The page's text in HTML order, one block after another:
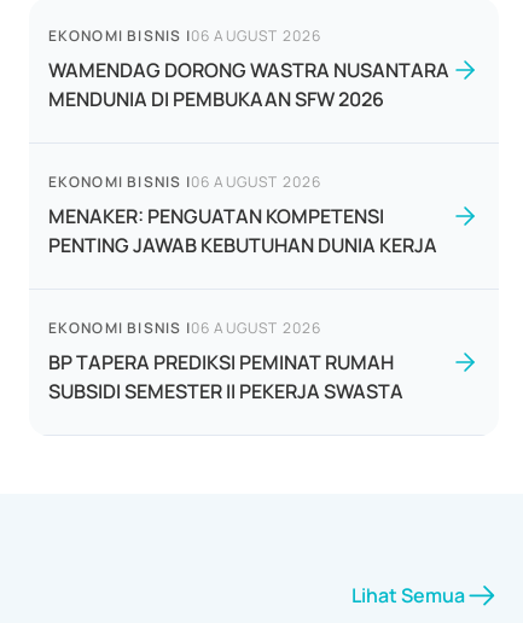
EKONOMI BISNIS |06 AUGUST 2026
WAMENDAG DORONG WASTRA NUSANTARA
MENDUNIA DI PEMBUKAAN SFW 2026
EKONOMI BISNIS |06 AUGUST 2026
MENAKER: PENGUATAN KOMPETENSI
PENTING JAWAB KEBUTUHAN DUNIA KERJA
EKONOMI BISNIS |06 AUGUST 2026
BP TAPERA PREDIKSI PEMINAT RUMAH
SUBSIDI SEMESTER II PEKERJA SWASTA
Lihat Semua